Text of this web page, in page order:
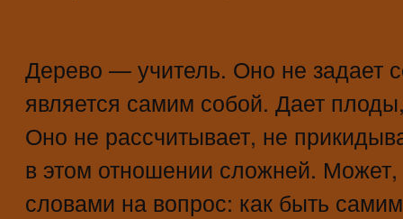
Дерево — учитель. Оно не задает
является самим собой. Дает
Оно не рассчитывает, не
в этом отношении сложней. Может,
словами на вопрос: как быть